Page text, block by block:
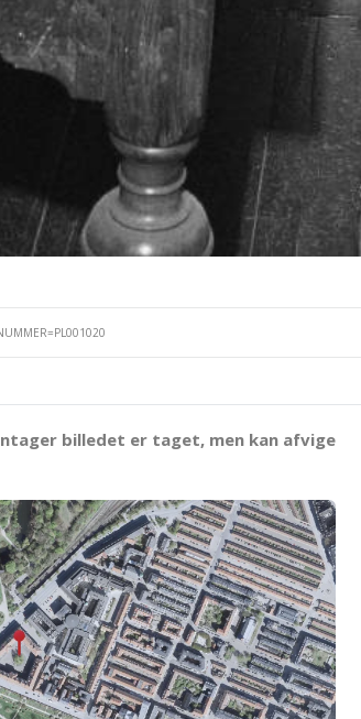
billedet er taget, men kan afvige